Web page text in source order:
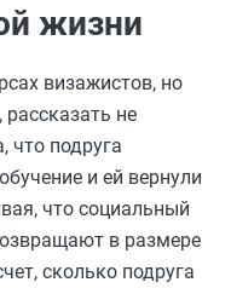
жизни
визажистов, но
не
что подруга
и ей вернули
что социальный
в размере
сколько подруга